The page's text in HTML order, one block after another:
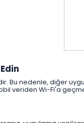
Bu nedenle, diğer
veriden Wi-Fi'a